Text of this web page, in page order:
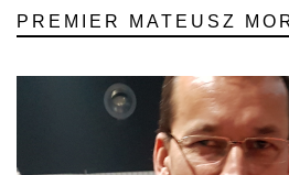
PREMIER MATEUSZ